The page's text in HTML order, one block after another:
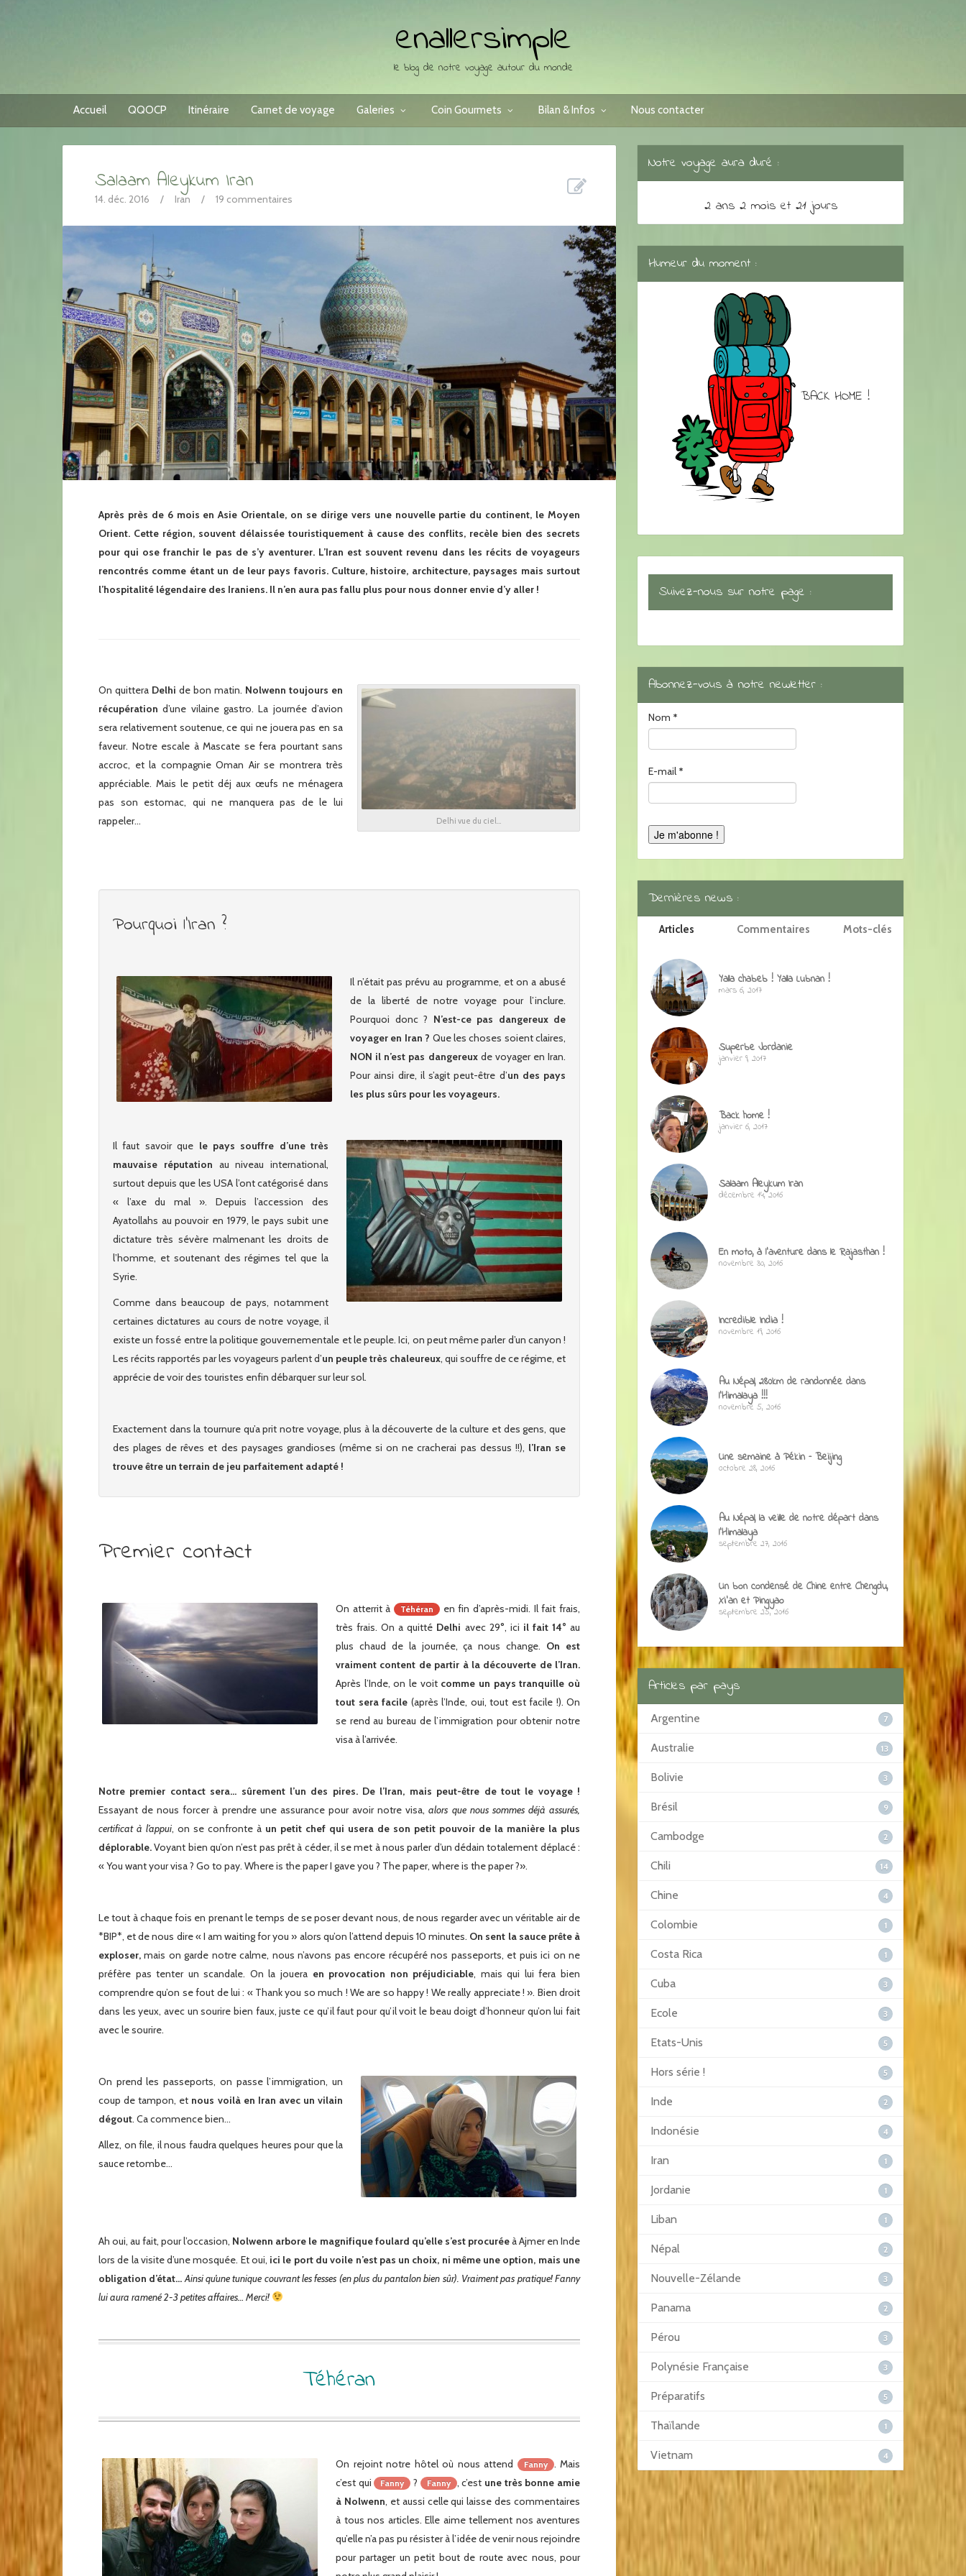
enallersimple
le blog de notre voyage autour du monde
Accueil QQOCP Itinéraire Carnet de voyage Galeries Coin Gourmets Bilan & Infos Nous contacter
Salaam Aleykum Iran
14. déc. 2016 / Iran / 19 commentaires
Après près de 6 mois en Asie Orientale, on se dirige vers une nouvelle partie du continent, le Moyen
Orient. Cette région, souvent délaissée touristiquement à cause des conflits, recèle bien des secrets
pour qui ose franchir le pas de s’y aventurer. L’Iran est souvent revenu dans les récits de voyageurs
rencontrés comme étant un de leur pays favoris. Culture, histoire, architecture, paysages mais surtout
l’hospitalité légendaire des Iraniens. Il n’en aura pas fallu plus pour nous donner envie d’y aller !
Delhi vue du ciel…
On quittera Delhi de bon matin. Nolwenn toujours en
récupération d’une vilaine gastro. La journée d’avion
sera relativement soutenue, ce qui ne jouera pas en sa
faveur. Notre escale à Mascate se fera pourtant sans
accroc, et la compagnie Oman Air se montrera très
appréciable. Mais le petit déj aux œufs ne ménagera
pas son estomac, qui ne manquera pas de le lui
rappeler…
Pourquoi l’Iran ?
Il n’était pas prévu au programme, et on a abusé
de la liberté de notre voyage pour l’inclure.
Pourquoi donc ? N’est-ce pas dangereux de
voyager en Iran ? Que les choses soient claires,
NON il n’est pas dangereuxde voyager en Iran.
Pour ainsi dire, il s’agit peut-être d’un des pays
les plus sûrs pour les voyageurs.
Il faut savoir que le pays souffre d’une très
mauvaise réputation au niveau international,
surtout depuis que les USA l’ont catégorisé dans
« l’axe du mal ». Depuis l’accession des
Ayatollahs au pouvoir en 1979, le pays subit une
dictature très sévère malmenant les droits de
l’homme, et soutenant des régimes tel que la
Syrie.
Comme dans beaucoup de pays, notamment
certaines dictatures au cours de notre voyage, il
existe un fossé entre la politique gouvernementale et le peuple. Ici, on peut même parler d’un canyon !
Les récits rapportés par les voyageurs parlent d’un peuple très chaleureux, qui souffre de ce régime, et
apprécie de voir des touristes enfin débarquer sur leur sol.
Exactement dans la tournure qu’a prit notre voyage, plus à la découverte de la culture et des gens, que
des plages de rêves et des paysages grandioses (même si on ne cracherai pas dessus !!), l’Iran se
trouve être un terrain de jeu parfaitement adapté !
Premier contact
On atterrit à Téhéran
en fin d’après-midi. Il fait frais,
très frais. On a quitté Delhi avec 29°, ici il fait 14° au
plus chaud de la journée, ça nous change. On est
vraiment content de partir à la découverte de l’Iran.
Après l’Inde, on le voitcomme un pays tranquille où
tout sera facile (après l’Inde, oui, tout est facile !). On
se rend au bureau de l’immigration pour obtenir notre
visa à l’arrivée.
Notre premier contact sera… sûrement l’un des pires. De l’Iran, mais peut-être de tout le voyage !
Essayant de nous forcer à prendre une assurance pour avoir notre visa,alors que nous sommes déjà assurés,
certificat à l’appui, on se confronte à un petit chef qui usera de son petit pouvoir de la manière la plus
déplorable.Voyant bien qu’on n’est pas prêt à céder, il se met à nous parler d’un dédain totalement déplacé :
« You want your visa ? Go to pay. Where is the paper I gave you ? The paper, where is the paper ?».
Le tout à chaque fois en prenant le temps de se poser devant nous, de nous regarder avec un véritable air de
*BIP*, et de nous dire « I am waiting for you » alors qu’on l’attend depuis 10 minutes. On sent la sauce prête à
exploser, mais on garde notre calme, nous n’avons pas encore récupéré nos passeports, et puis ici on ne
préfère pas tenter un scandale. On la jouera en provocation non préjudiciable, mais qui lui fera bien
comprendre qu’on se fout de lui : « Thank you so much ! We are so happy ! We really appreciate ! ». Bien droit
dans les yeux, avec un sourire bien faux, juste ce qu’il faut pour qu’il voit le beau doigt d’honneur qu’on lui fait
avec le sourire.
On prend les passeports, on passe l’immigration, un
coup de tampon, et nous voilà en Iran avec un vilain
dégout. Ca commence bien…
Allez, on file, il nous faudra quelques heures pour que la
sauce retombe…
Ah oui, au fait, pour l’occasion, Nolwenn arbore le magnifique foulard qu’elle s’est procuréeà Ajmer en Inde
lors de la visite d’une mosquée. Et oui, ici le port du voile n’est pas un choix, ni même une option, mais une
obligation d’état…Ainsi qu’une tunique couvrant les fesses (en plus du pantalon bien sûr). Vraiment pas pratique! Fanny
lui aura ramené 2-3 petites affaires… Merci!
Téhéran
On rejoint notre hôtel où nous attend Fanny
. Mais
c’est qui
Fanny ? Fanny , c’est une très bonne amie
à Nolwenn, et aussi celle qui laisse des commentaires
à tous nos articles. Elle aime tellement nos aventures
qu’elle n’a pas pu résister à l’idée de venir nous rejoindre
pour partager un petit bout de route avec nous, pour
Notre voyage aura duré :
2 ans 2 mois et 21 jours
Humeur du moment :
BACK HOME !
Suivez-nous sur notre page :
Abonnez-vous à notre newletter :
Nom *
E-mail *
Dernières news :
Articles Commentaires Mots-clés
Yalla chabeb ! Yalla Lubnan !
mars 6, 2017
Superbe Jordanie
janvier 9, 2017
Back home !
janvier 6, 2017
Salaam Aleykum Iran
décembre 14, 2016
En moto, à l’aventure dans le Rajasthan !
novembre 30, 2016
Incredible India !
novembre 19, 2016
Au Népal, 280km de randonnée dans
l’Himalaya !!!
novembre 5, 2016
Une semaine à Pékin – Beijing
octobre 28, 2016
Au Népal, la veille de notre départ dans
l’Himalaya
septembre 27, 2016
Un bon condensé de Chine entre Chengdu,
Xi’an et Pingyao
septembre 25, 2016
Articles par pays
Argentine 7
Australie 13
Bolivie 3
Brésil 9
Cambodge 2
Chili 14
Chine 4
Colombie 1
Costa Rica 1
Cuba 3
Ecole 3
Etats-Unis 5
Hors série ! 5
Inde 2
Indonésie 4
Iran 1
Jordanie 1
Liban 1
Népal 2
Nouvelle-Zélande 3
Panama 2
Pérou 3
Polynésie Française 3
Préparatifs 5
Thaïlande 1
Vietnam 4